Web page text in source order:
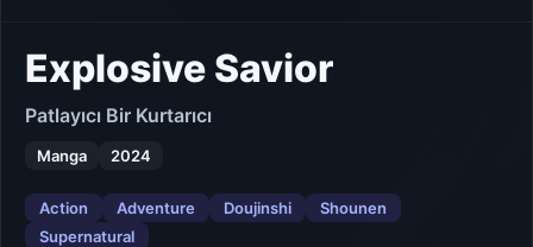
Explosive Savior
Patlayıcı Bir Kurtarıcı
Manga 2024
Action Adventure Doujinshi
Shounen
Supernatural